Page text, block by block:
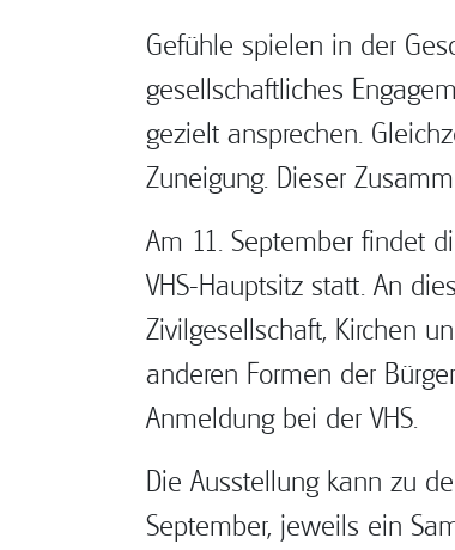
Gefühle spielen in der
gesellschaftliches
gezielt ansprechen.
Zuneigung. Dieser
Am 11. September findet
VHS-Hauptsitz statt. An
Zivilgesellschaft, Kirchen
anderen Formen der
Anmeldung bei der VHS.
Die Ausstellung kann zu
September, jeweils ein